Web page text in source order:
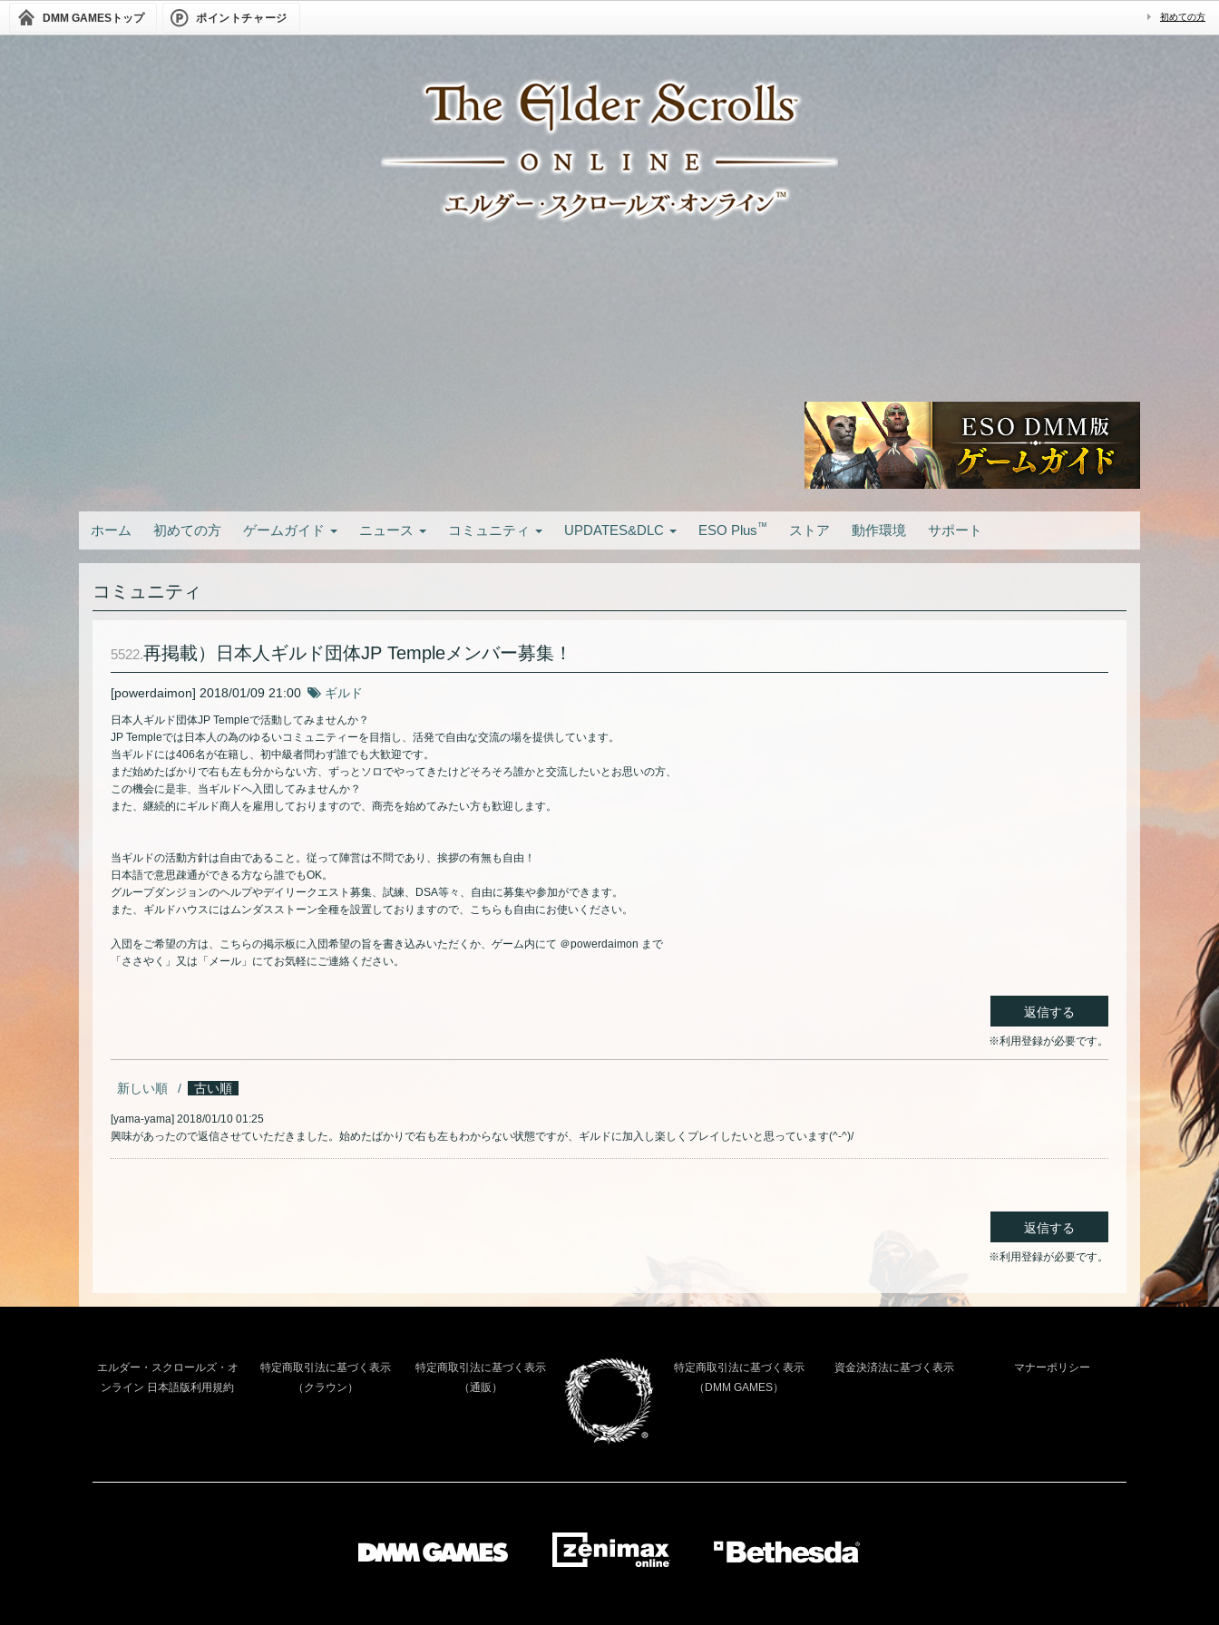
DMM GAMES トップ ポイントチャージ 初めての方
ホーム 初めての方 ゲームガイド ニュース コミュニティ UPDATES&DLC ESO Plus™ ストア 動作環境 サポート
コミュニティ
5522.再掲載）日本人ギルド団体JP Templeメンバー募集！
[powerdaimon] 2018/01/09 21:00 ギルド
日本人ギルド団体JP Templeで活動してみませんか？
JP Templeでは日本人の為のゆるいコミュニティーを目指し、活発で自由な交流の場を提供しています。
当ギルドには406名が在籍し、初中級者問わず誰でも大歓迎です。
まだ始めたばかりで右も左も分からない方、ずっとソロでやってきたけどそろそろ誰かと交流したいとお思いの方、
この機会に是非、当ギルドへ入団してみませんか？
また、継続的にギルド商人を雇用しておりますので、商売を始めてみたい方も歓迎します。
当ギルドの活動方針は自由であること。従って陣営は不問であり、挨拶の有無も自由！
日本語で意思疎通ができる方なら誰でもOK。
グループダンジョンのヘルプやデイリークエスト募集、試練、DSA等々、自由に募集や参加ができます。
また、ギルドハウスにはムンダスストーン全種を設置しておりますので、こちらも自由にお使いください。
入団をご希望の方は、こちらの掲示板に入団希望の旨を書き込みいただくか、ゲーム内にて ＠powerdaimon まで
「ささやく」又は「メール」にてお気軽にご連絡ください。
返信する
※利用登録が必要です。
新しい順 古い順
[yama-yama] 2018/01/10 01:25
興味があったので返信させていただきました。始めたばかりで右も左もわからない状態ですが、ギルドに加入し楽しくプレイしたいと思っています(^-^)/
返信する
※利用登録が必要です。
エルダー・スクロールズ・オ
ンライン 日本語版利用規約
特定商取引法に基づく表示
（クラウン）
特定商取引法に基づく表示
（通販）
特定商取引法に基づく表示
（DMM GAMES）
資金決済法に基づく表示 マナーポリシー